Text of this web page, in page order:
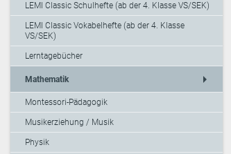
LEMI Classic Schulhefte (ab der 4. Klasse VS/SEK)
LEMI Classic Vokabelhefte (ab der 4. Klasse
VS/SEK)
Lerntagebücher
Mathematik arrow_right
Montessori-Pädagogik
Musikerziehung / Musik
Physik